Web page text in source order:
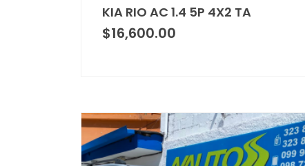
KIA RIO AC 1.4 5P 4X2 TA
$16,600.00